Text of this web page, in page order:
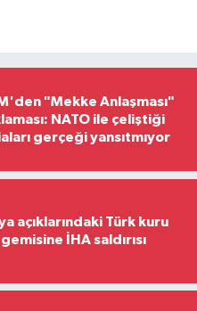
"Mekke Anlaşması"
NATO ile çeliştiği
gerçeği yansıtmıyor
açıklarındaki Türk kuru
İHA saldırısı